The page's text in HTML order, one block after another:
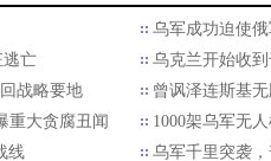
乌军成功迫使
逃亡
乌克兰开始收
战略要地
曾讽泽连斯基
重大贪腐丑闻
1000架乌军无
线
乌军千里突袭